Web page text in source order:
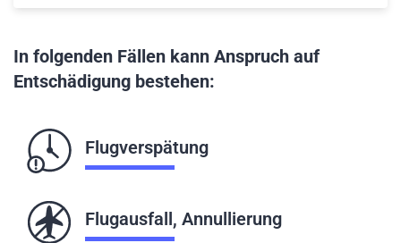
In folgenden Fällen kann Anspruch auf
Entschädigung bestehen:
Flugverspätung
Flugausfall, Annullierung